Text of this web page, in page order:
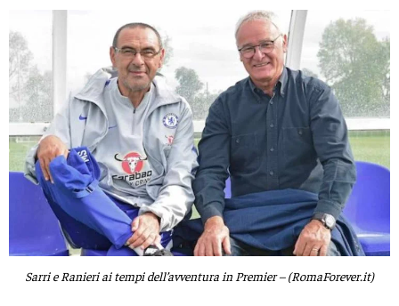
Sarri e Ranieri ai tempi dell’avventura in Premier – (RomaForever.it)